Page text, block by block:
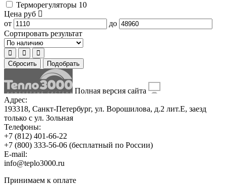
Терморегуляторы 10
Цена руб
от
до
Сортировать результат
Сбросить Подобрать
Полная версия сайта
Адрес:
193318, Санкт-Петербург, ул. Ворошилова, д.2 лит.Е, заезд
только с ул. Зольная
Телефоны:
+7 (812) 401-66-22
+7 (800) 333-56-06 (бесплатный по России)
E-mail:
info@teplo3000.ru
Принимаем к оплате